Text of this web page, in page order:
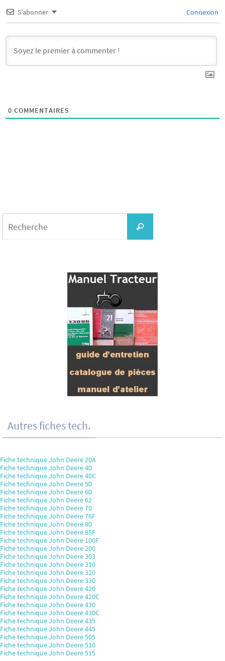
S’abonner Connexion
0 COMMENTAIRES
Recherche
Autres fiches tech.
Fiche technique John Deere 20A
Fiche technique John Deere 40
Fiche technique John Deere 40C
Fiche technique John Deere 50
Fiche technique John Deere 60
Fiche technique John Deere 62
Fiche technique John Deere 70
Fiche technique John Deere 76F
Fiche technique John Deere 80
Fiche technique John Deere 85F
Fiche technique John Deere 100F
Fiche technique John Deere 200
Fiche technique John Deere 303
Fiche technique John Deere 310
Fiche technique John Deere 320
Fiche technique John Deere 330
Fiche technique John Deere 420
Fiche technique John Deere 420C
Fiche technique John Deere 430
Fiche technique John Deere 430C
Fiche technique John Deere 435
Fiche technique John Deere 445
Fiche technique John Deere 505
Fiche technique John Deere 510
Fiche technique John Deere 515